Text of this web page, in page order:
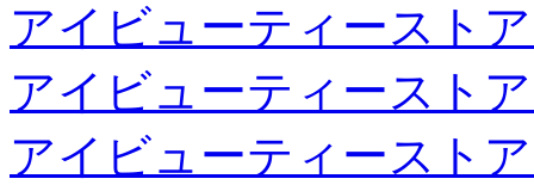
アイビューティースト
アイビューティースト
アイビューティースト